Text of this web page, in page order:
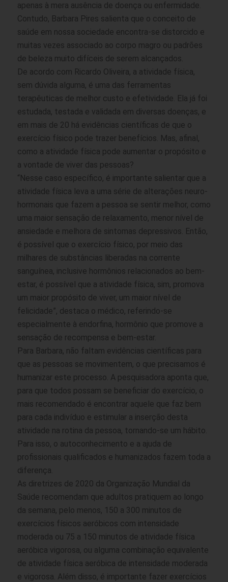
apenas à mera ausência de doença ou enfermidade.
Contudo, Barbara Pires salienta que o conceito de
saúde em nossa sociedade encontra-se distorcido e
muitas vezes associado ao corpo magro ou padrões
de beleza muito difíceis de serem alcançados.
De acordo com Ricardo Oliveira, a atividade física,
sem dúvida alguma, é uma das ferramentas
terapêuticas de melhor custo e efetividade. Ela já foi
estudada, testada e validada em diversas doenças, e
em mais de 20 há evidências científicas de que o
exercício físico pode trazer benefícios. Mas, afinal,
como a atividade física pode aumentar o propósito e
a vontade de viver das pessoas?
“Nesse caso específico, é importante salientar que a
atividade física leva a uma série de alterações neuro-
hormonais que fazem a pessoa se sentir melhor, como
uma maior sensação de relaxamento, menor nível de
ansiedade e melhora de sintomas depressivos. Então,
é possível que o exercício físico, por meio das
milhares de substâncias liberadas na corrente
sanguínea, inclusive hormônios relacionados ao bem-
estar, é possível que a atividade física, sim, promova
um maior propósito de viver, um maior nível de
felicidade”, destaca o médico, referindo-se
especialmente à endorfina, hormônio que promove a
sensação de recompensa e bem-estar.
Para Barbara, não faltam evidências científicas para
que as pessoas se movimentem, o que precisamos é
humanizar este processo. A pesquisadora aponta que,
para que todos possam se beneficiar do exercício, o
mais recomendado é encontrar aquele que faz bem
para cada indivíduo e estimular a inserção desta
atividade na rotina da pessoa, tornando-se um hábito.
Para isso, o autoconhecimento e a ajuda de
profissionais qualificados e humanizados fazem toda a
diferença.
As diretrizes de 2020 da Organização Mundial da
Saúde recomendam que adultos pratiquem ao longo
da semana, pelo menos, 150 a 300 minutos de
exercícios físicos aeróbicos com intensidade
moderada ou 75 a 150 minutos de atividade física
aeróbica vigorosa, ou alguma combinação equivalente
de atividade física aeróbica de intensidade moderada
e vigorosa. Além disso, é importante fazer exercícios